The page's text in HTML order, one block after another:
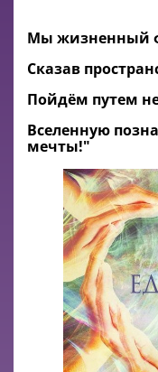
Мы жизненный
Сказав
Пойдём путем
Вселенную
мечты!"